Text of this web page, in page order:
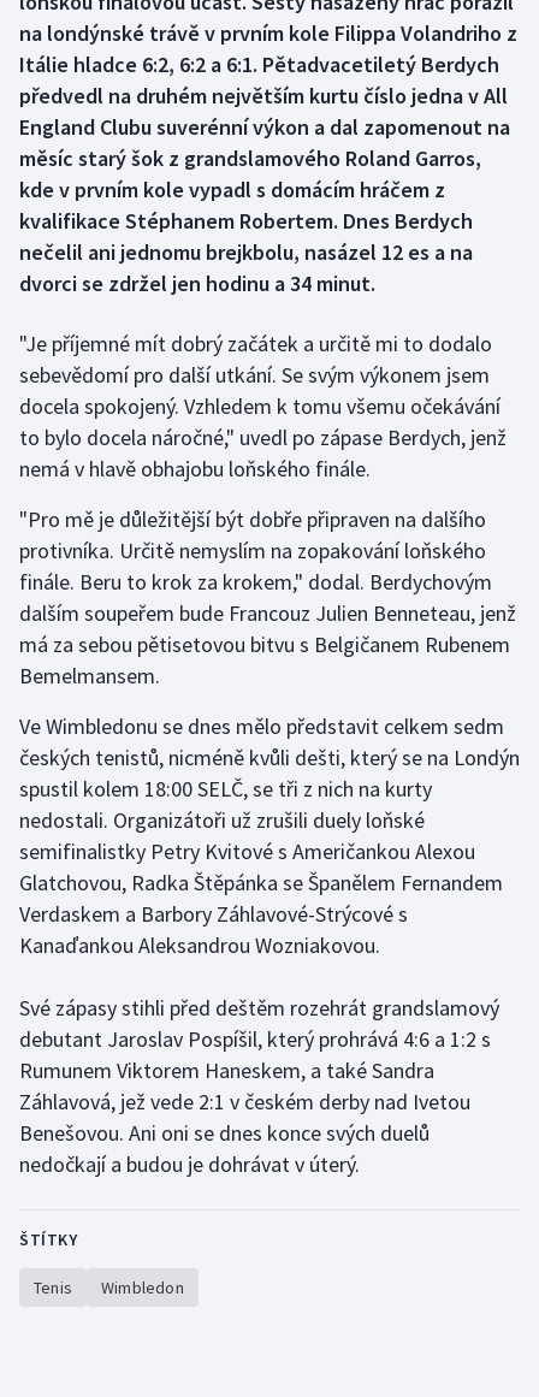
Dostihy
Florbal
Futsal
Golf
Gymnastika
Jezdectví
Judo
Lezení
Lyže a snowboard
Moderní pětiboj
Motorsport
Olympijské hry
Parasport
Plavání
Plážový volejbal
Ragby
Rychlobruslení
Rychlostní kanoistika
Short track
Sportovní střelba
Stolní tenis
na londýnské trávě v prvním kole Filippa Volandriho z
Itálie hladce 6:2, 6:2 a 6:1. Pětadvacetiletý Berdych
předvedl na druhém největším kurtu číslo jedna v All
England Clubu suverénní výkon a dal zapomenout na
měsíc starý šok z grandslamového Roland Garros,
kde v prvním kole vypadl s domácím hráčem z
kvalifikace Stéphanem Robertem. Dnes Berdych
nečelil ani jednomu brejkbolu, nasázel 12 es a na
dvorci se zdržel jen hodinu a 34 minut.
"Je příjemné mít dobrý začátek a určitě mi to dodalo
sebevědomí pro další utkání. Se svým výkonem jsem
docela spokojený. Vzhledem k tomu všemu očekávání
to bylo docela náročné," uvedl po zápase Berdych, jenž
nemá v hlavě obhajobu loňského finále.
"Pro mě je důležitější být dobře připraven na dalšího
protivníka. Určitě nemyslím na zopakování loňského
finále. Beru to krok za krokem," dodal. Berdychovým
dalším soupeřem bude Francouz Julien Benneteau, jenž
má za sebou pětisetovou bitvu s Belgičanem Rubenem
Bemelmansem.
Ve Wimbledonu se dnes mělo představit celkem sedm
českých tenistů, nicméně kvůli dešti, který se na Londýn
spustil kolem 18:00 SELČ, se tři z nich na kurty
nedostali. Organizátoři už zrušili duely loňské
semifinalistky Petry Kvitové s Američankou Alexou
Glatchovou, Radka Štěpánka se Španělem Fernandem
Verdaskem a Barbory Záhlavové-Strýcové s
Kanaďankou Aleksandrou Wozniakovou.
Své zápasy stihli před deštěm rozehrát grandslamový
debutant Jaroslav Pospíšil, který prohrává 4:6 a 1:2 s
Rumunem Viktorem Haneskem, a také Sandra
Záhlavová, jež vede 2:1 v českém derby nad Ivetou
Benešovou. Ani oni se dnes konce svých duelů
nedočkají a budou je dohrávat v úterý.
ŠTÍTKY
Tenis Wimbledon